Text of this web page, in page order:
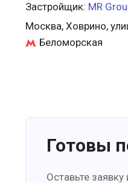
Застройщик: MR
Москва, Ховрино,
Беломорская
Готовы
Оставьте